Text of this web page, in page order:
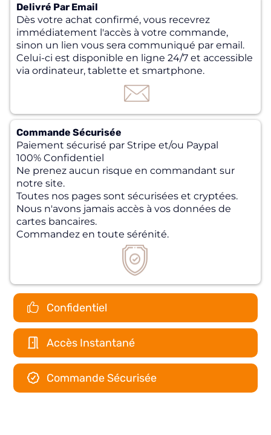
Delivré Par Email
Dès votre achat confirmé, vous recevrez
immédiatement l'accès à votre commande,
sinon un lien vous sera communiqué par email.
Celui-ci est disponible en ligne 24/7 et accessible
via ordinateur, tablette et smartphone.
Commande Sécurisée
Paiement sécurisé par Stripe et/ou Paypal
100% Confidentiel
Ne prenez aucun risque en commandant sur
notre site.
Toutes nos pages sont sécurisées et cryptées.
Nous n'avons jamais accès à vos données de
cartes bancaires.
Commandez en toute sérénité.
Commande Sécurisée
Accès Instantané
Confidentiel